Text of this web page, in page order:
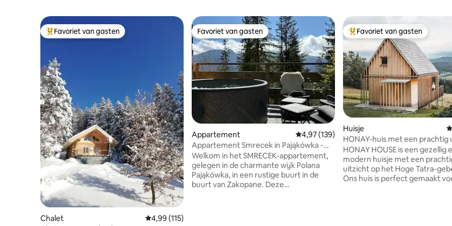
Topfavoriet van gasten
Favoriet van gasten
Chalet Gemiddelde beoordeling van 4,99 uit 5, 115 recensies
4,99 (115)
Favoriet van gasten
Favoriet van gasten
Appartement Gemiddelde beoordeling van 4,97 uit 5, 139
4,97 (139)
Appartement Smrecek in Pająkówka -
Premium Class
Welkom in het SMRECEK-appartement,
gelegen in de charmante wijk Polana
Pająkówka, in een rustige buurt in de
buurt van Zakopane. Deze
Topfavoriet van gasten
Favoriet van gasten
Huisje
HONAY-huis met een prachtig
op de bergen
HONAY HOUSE is een gezellig
modern huisje met een prachtig en uniek
uitzicht op het Hoge Tatra-
Ons huis is perfect gemaakt